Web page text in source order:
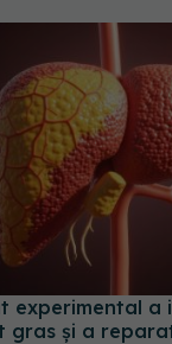
experimental a
gras și a